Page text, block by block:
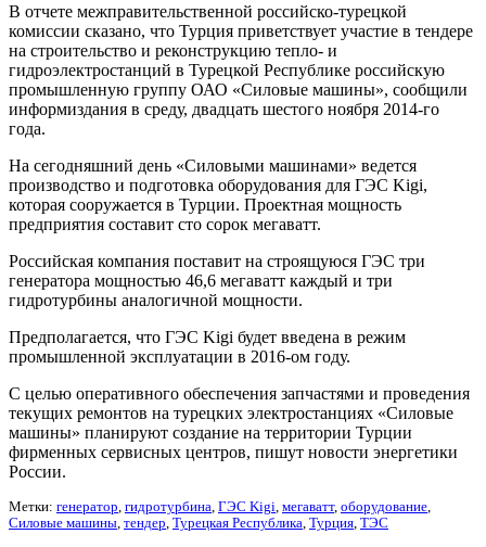
В отчете межправительственной российско-турецкой
комиссии сказано, что Турция приветствует участие в тендере
на строительство и реконструкцию тепло- и
гидроэлектростанций в Турецкой Республике российскую
промышленную группу ОАО «Силовые машины», сообщили
информиздания в среду, двадцать шестого ноября 2014-го
года.
На сегодняшний день «Силовыми машинами» ведется
производство и подготовка оборудования для ГЭС Kigi,
которая сооружается в Турции. Проектная мощность
предприятия составит сто сорок мегаватт.
Российская компания поставит на строящуюся ГЭС три
генератора мощностью 46,6 мегаватт каждый и три
гидротурбины аналогичной мощности.
Предполагается, что ГЭС Kigi будет введена в режим
промышленной эксплуатации в 2016-ом году.
С целью оперативного обеспечения запчастями и проведения
текущих ремонтов на турецких электростанциях «Силовые
машины» планируют создание на территории Турции
фирменных сервисных центров, пишут новости энергетики
России.
Метки: генератор, гидротурбина, ГЭС Kigi, мегаватт, оборудование,
Силовые машины, тендер, Турецкая Республика, Турция, ТЭС